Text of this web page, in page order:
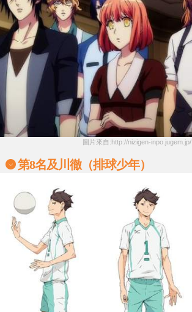
圖片來自:http://nizigen-inpo.jugem.jp/
第8名及川徹（排球少年）